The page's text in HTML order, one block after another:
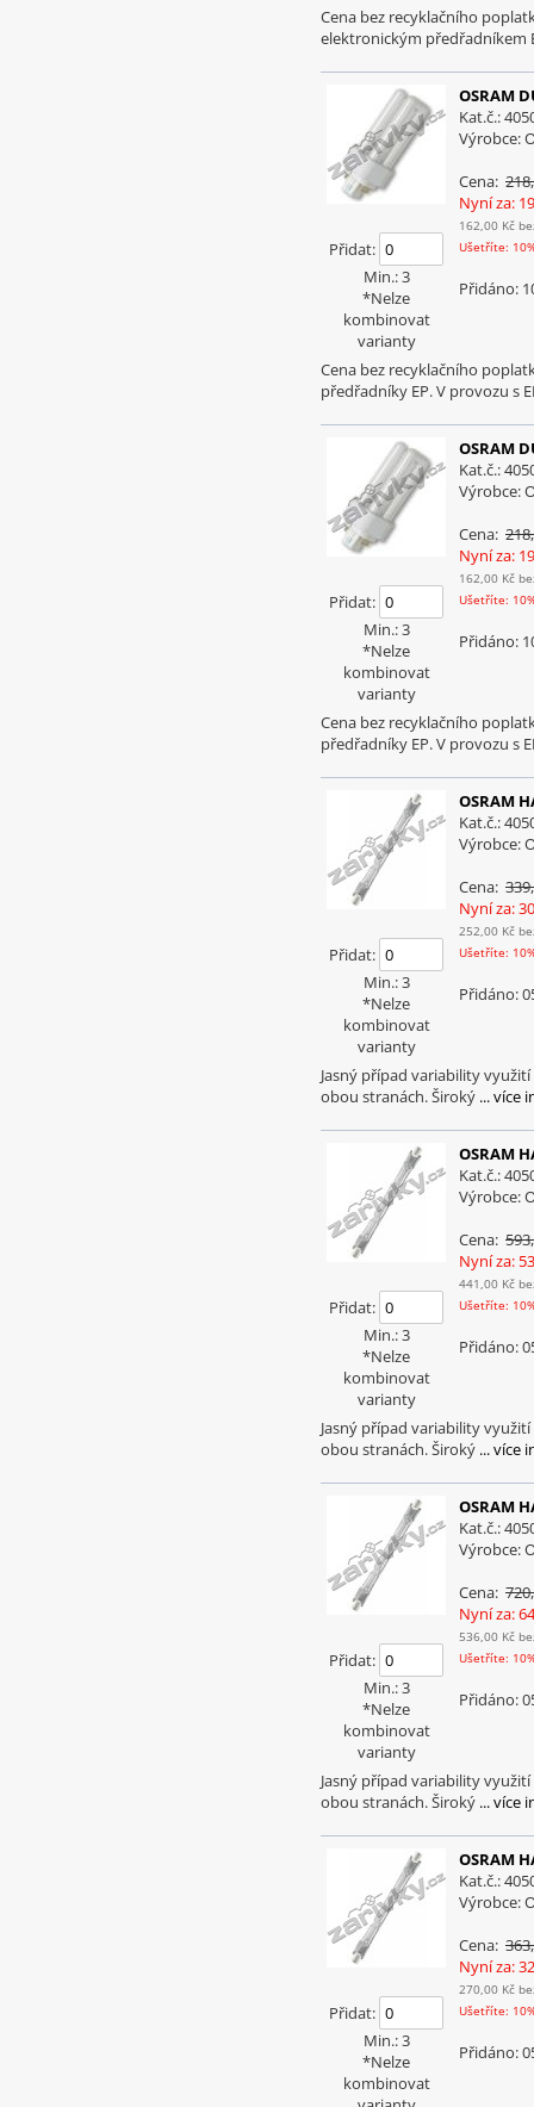
Cena bez recyklačního
elektronickým předřadníkem
Přidat:
Min.: 3
*Nelze
kombinovat
varianty
OSRAM
Kat.č.:
Výrobce:
Cena:
Nyní za:
162,00 Kč
Ušetříte:
Přidáno:
Cena bez recyklačního
předřadníky EP. V provozu s
Přidat:
Min.: 3
*Nelze
kombinovat
varianty
OSRAM
Kat.č.:
Výrobce:
Cena:
Nyní za:
162,00 Kč
Ušetříte:
Přidáno:
Cena bez recyklačního
předřadníky EP. V provozu s
Přidat:
Min.: 3
*Nelze
kombinovat
varianty
OSRAM
Kat.č.:
Výrobce:
Cena:
Nyní za:
252,00 Kč
Ušetříte:
Přidáno:
Jasný případ variability
obou stranách. Široký ... více
Přidat:
Min.: 3
*Nelze
kombinovat
varianty
OSRAM
Kat.č.:
Výrobce:
Cena:
Nyní za:
441,00 Kč
Ušetříte:
Přidáno:
Jasný případ variability
obou stranách. Široký ... více
Přidat:
Min.: 3
*Nelze
kombinovat
varianty
OSRAM
Kat.č.:
Výrobce:
Cena:
Nyní za:
536,00 Kč
Ušetříte:
Přidáno:
Jasný případ variability
obou stranách. Široký ... více
Přidat:
Min.: 3
*Nelze
kombinovat
OSRAM
Kat.č.:
Výrobce:
Cena:
Nyní za:
270,00 Kč
Ušetříte:
Přidáno: